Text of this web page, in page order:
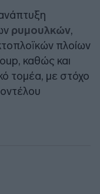
ρυμουλκών,
πλοίων
καθώς και
τομέα, με στόχο